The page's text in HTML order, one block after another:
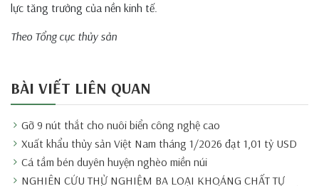
lực tăng trưởng của nền kinh tế.
Theo Tổng cục thủy sản
BÀI VIẾT LIÊN QUAN
Gỡ 9 nút thắt cho nuôi biển công nghệ cao
Xuất khẩu thủy sản Việt Nam tháng 1/2026 đạt 1,01 tỷ USD
Cá tầm bén duyên huyện nghèo miền núi
NGHIÊN CỨU THỬ NGHIỆM BA LOẠI KHOÁNG CHẤT TỰ